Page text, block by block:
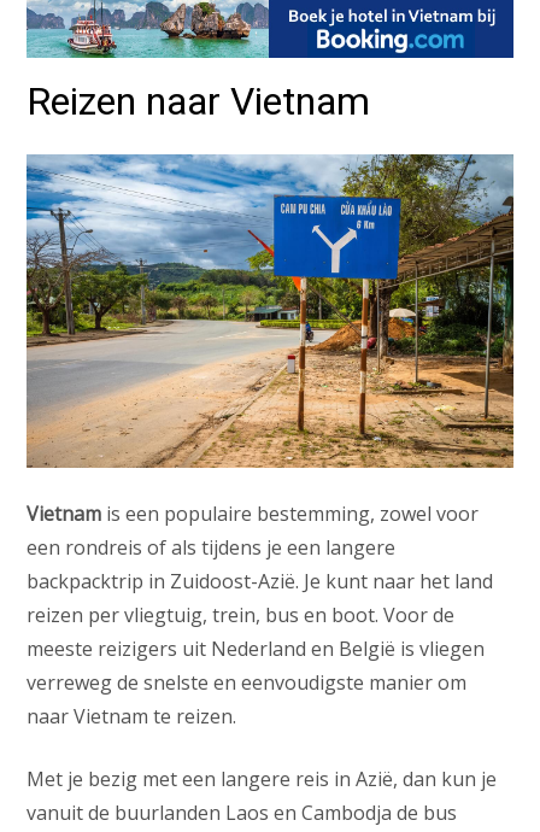
Reizen naar Vietnam
Vietnam is een populaire bestemming, zowel voor
een rondreis of als tijdens je een langere
backpacktrip in Zuidoost-Azië. Je kunt naar het land
reizen per vliegtuig, trein, bus en boot. Voor de
meeste reizigers uit Nederland en België is vliegen
verreweg de snelste en eenvoudigste manier om
naar Vietnam te reizen.
Met je bezig met een langere reis in Azië, dan kun je
vanuit de buurlanden Laos en Cambodja de bus